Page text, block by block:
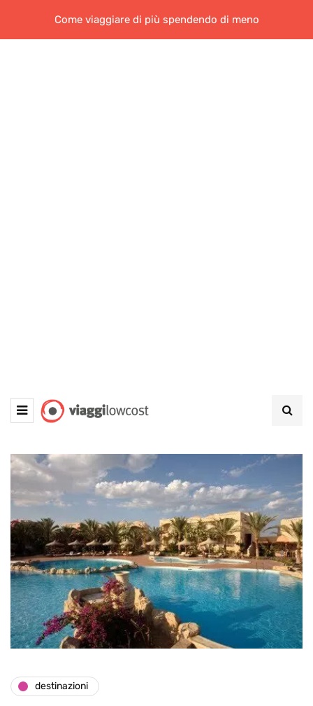
Come viaggiare di più spendendo di meno
destinazioni